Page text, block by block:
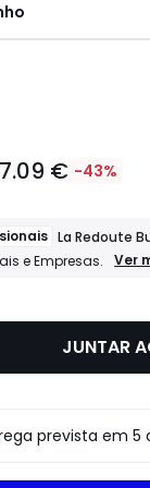
€ -43%
La Redoute
e Empresas.
para
Ver
JUNTAR
prevista em 5